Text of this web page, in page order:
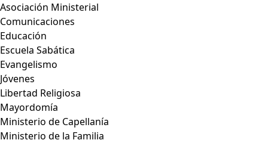
Asociación Ministerial
Comunicaciones
Educación
Escuela Sabática
Evangelismo
Jóvenes
Libertad Religiosa
Mayordomía
Ministerio de Capellanía
Ministerio de la Familia